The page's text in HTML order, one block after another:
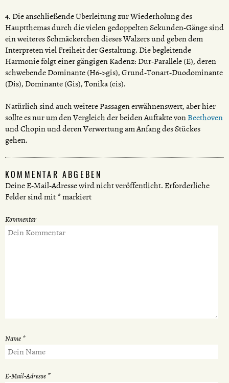
4. Die anschließende Überleitung zur Wiederholung des
Hauptthemas durch die vielen gedoppelten Sekunden-Gänge sind
ein weiteres Schmäckerchen dieses Walzers und geben dem
Interpreten viel Freiheit der Gestaltung. Die begleitende
Harmonie folgt einer gängigen Kadenz: Dur-Parallele (E), deren
schwebende Dominante (H6->gis), Grund-Tonart-Duodominante
(Dis), Dominante (Gis), Tonika (cis).
Natürlich sind auch weitere Passagen erwähnenswert, aber hier
sollte es nur um den Vergleich der beiden Auftakte vonBeethoven
und Chopin und deren Verwertung am Anfang des Stückes
gehen.
KOMMENTAR ABGEBEN
Deine E-Mail-Adresse wird nicht veröffentlicht. Erforderliche
Felder sind mit*markiert
Kommentar
Name *
E-Mail-Adresse *